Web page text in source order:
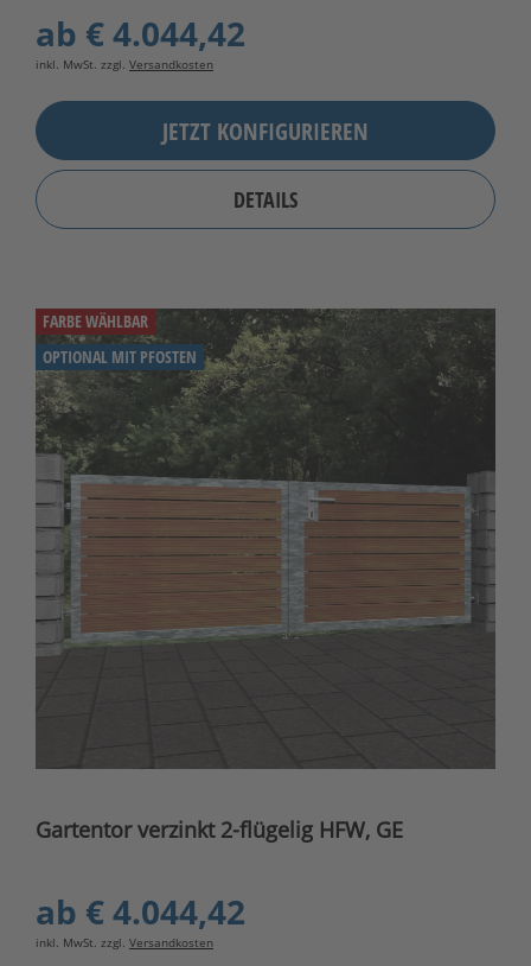
ab € 4.044,42
inkl. MwSt. zzgl. Versandkosten
JETZT KONFIGURIEREN
DETAILS
FARBE WÄHLBAR
OPTIONAL MIT PFOSTEN
Gartentor verzinkt 2-flügelig HFW, GE
ab € 4.044,42
inkl. MwSt. zzgl. Versandkosten